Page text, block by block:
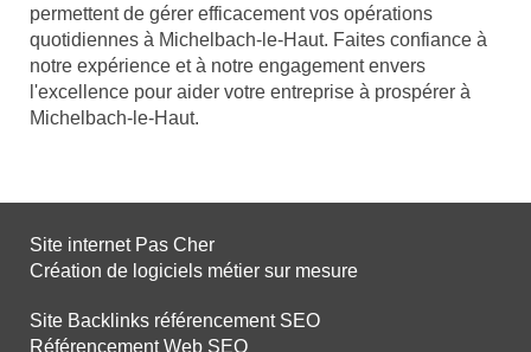
permettent de gérer efficacement vos opérations
quotidiennes à Michelbach-le-Haut. Faites confiance à
notre expérience et à notre engagement envers
l'excellence pour aider votre entreprise à prospérer à
Michelbach-le-Haut.
Site internet Pas Cher
Création de logiciels métier sur mesure
Site Backlinks référencement SEO
Référencement Web SEO